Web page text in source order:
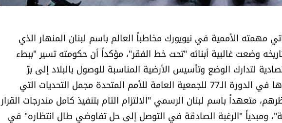
مهمته الأممية في نيويورك مخاطباً العالم باسم لبنان المنهار الذي
وضعت غالبية أبنائه "تحت خط الفقر"، مؤكداً أن حكومته تسير "ببطء
لتدارك الوضع وتأسيس الأرضية المناسبة للوصول بالبلاد إلى برّ
الأمان". وإذ استعرض في الكلمة التي ألقاها في الدورة الـ77 للجمعية العامة للأمم المتحدة مجمل التحديات التي
متعهداً باسم لبنان الرسمي "الالتزام التام بتنفيذ كامل مندرجات القرار
الدولية"، ومبدياً "الرغبة الصادقة في التوصل إلى حل تفاوضي طال انتظاره" في